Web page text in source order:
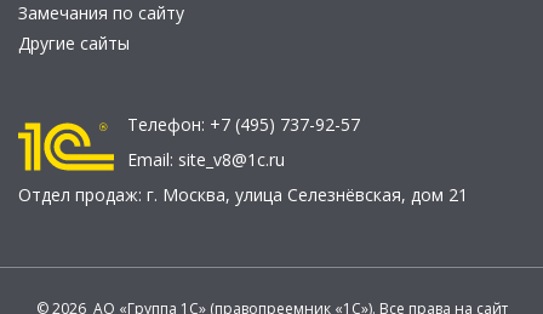
Замечания по сайту
Другие сайты
Телефон: +7 (495) 737-92-57
Email: site_v8@1c.ru
Отдел продаж: г. Москва, улица Селезнёвская, дом 21
© 2026 АО «Группа 1С» (правопреемник «1С»). Все права на сайт